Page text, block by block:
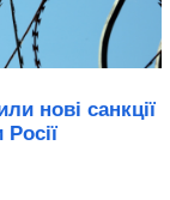
нові санкції
Росії